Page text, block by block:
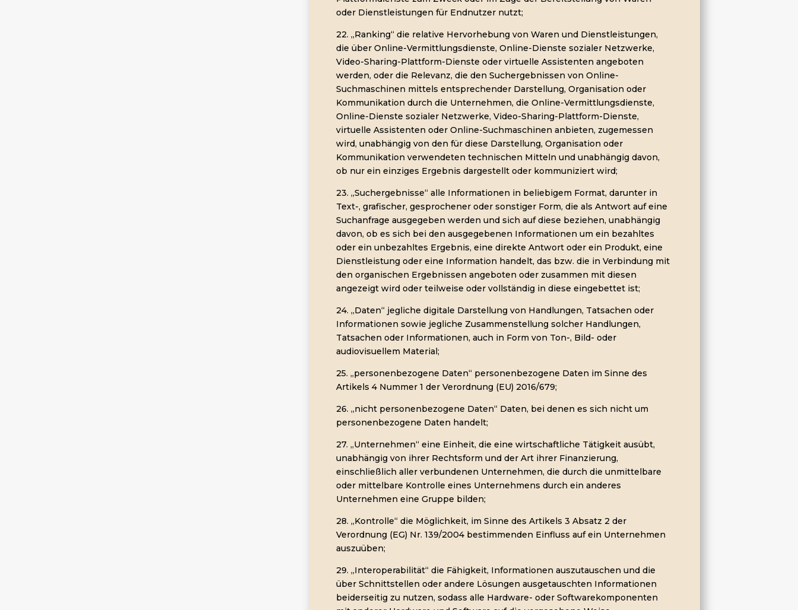
oder Dienstleistungen für Endnutzer nutzt;
22. „Ranking“ die relative Hervorhebung von Waren und Dienstleistungen,
die über Online-Vermittlungsdienste, Online-Dienste sozialer Netzwerke,
Video-Sharing-Plattform-Dienste oder virtuelle Assistenten angeboten
werden, oder die Relevanz, die den Suchergebnissen von Online-
Suchmaschinen mittels entsprechender Darstellung, Organisation oder
Kommunikation durch die Unternehmen, die Online-Vermittlungsdienste,
Online-Dienste sozialer Netzwerke, Video-Sharing-Plattform-Dienste,
virtuelle Assistenten oder Online-Suchmaschinen anbieten, zugemessen
wird, unabhängig von den für diese Darstellung, Organisation oder
Kommunikation verwendeten technischen Mitteln und unabhängig davon,
ob nur ein einziges Ergebnis dargestellt oder kommuniziert wird;
23. „Suchergebnisse“ alle Informationen in beliebigem Format, darunter in
Text-, grafischer, gesprochener oder sonstiger Form, die als Antwort auf eine
Suchanfrage ausgegeben werden und sich auf diese beziehen, unabhängig
davon, ob es sich bei den ausgegebenen Informationen um ein bezahltes
oder ein unbezahltes Ergebnis, eine direkte Antwort oder ein Produkt, eine
Dienstleistung oder eine Information handelt, das bzw. die in Verbindung mit
den organischen Ergebnissen angeboten oder zusammen mit diesen
angezeigt wird oder teilweise oder vollständig in diese eingebettet ist;
24. „Daten“ jegliche digitale Darstellung von Handlungen, Tatsachen oder
Informationen sowie jegliche Zusammenstellung solcher Handlungen,
Tatsachen oder Informationen, auch in Form von Ton-, Bild- oder
audiovisuellem Material;
25. „personenbezogene Daten“ personenbezogene Daten im Sinne des
Artikels 4 Nummer 1 der Verordnung (EU) 2016/679;
26. „nicht personenbezogene Daten“ Daten, bei denen es sich nicht um
personenbezogene Daten handelt;
27. „Unternehmen“ eine Einheit, die eine wirtschaftliche Tätigkeit ausübt,
unabhängig von ihrer Rechtsform und der Art ihrer Finanzierung,
einschließlich aller verbundenen Unternehmen, die durch die unmittelbare
oder mittelbare Kontrolle eines Unternehmens durch ein anderes
Unternehmen eine Gruppe bilden;
28. „Kontrolle“ die Möglichkeit, im Sinne des Artikels 3 Absatz 2 der
Verordnung (EG) Nr. 139/2004 bestimmenden Einfluss auf ein Unternehmen
auszuüben;
29. „Interoperabilität“ die Fähigkeit, Informationen auszutauschen und die
über Schnittstellen oder andere Lösungen ausgetauschten Informationen
beiderseitig zu nutzen, sodass alle Hardware- oder Softwarekomponenten